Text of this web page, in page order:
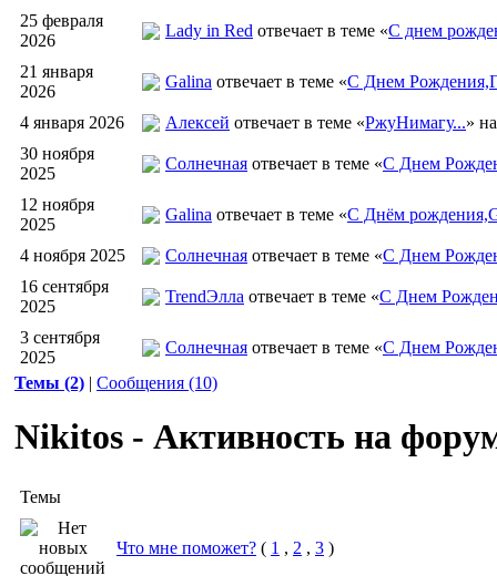
25 февраля
2026
Lady in Red отвечает в теме «С днем
21 января
2026
Galina отвечает в теме «С Днем
4 января 2026 Алексей отвечает в теме «РжуНимагу...»
30 ноября
2025
Солнечная отвечает в теме «С Днем
12 ноября
2025
Galina отвечает в теме «С Днём
4 ноября 2025 Солнечная отвечает в теме «С Днем
16 сентября
2025
TrendЭлла отвечает в теме «С Днем
3 сентября
2025
Солнечная отвечает в теме «С Днем
Темы (2) | Сообщения (10)
Nikitos - Активность на
Темы
Что мне поможет? ( 1 , 2 , 3 )